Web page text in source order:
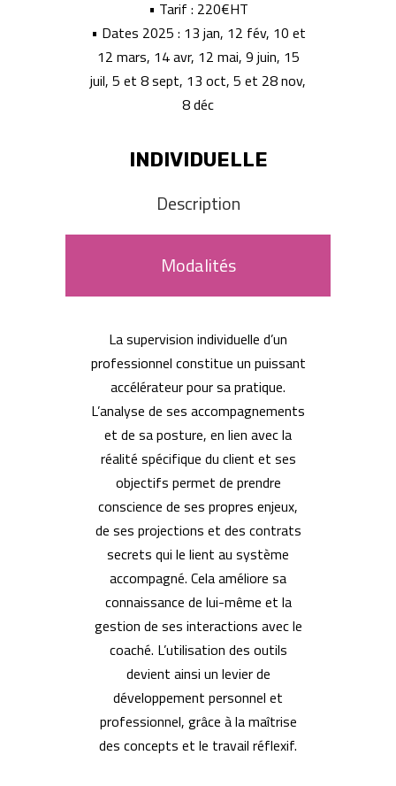
• Tarif : 220€HT
• Dates 2025 : 13 jan, 12 fév, 10 et
12 mars, 14 avr, 12 mai, 9 juin, 15
juil, 5 et 8 sept, 13 oct, 5 et 28 nov,
8 déc
INDIVIDUELLE
Description
Modalités
La supervision individuelle d’un
professionnel constitue un puissant
accélérateur pour sa pratique.
L’analyse de ses accompagnements
et de sa posture, en lien avec la
réalité spécifique du client et ses
objectifs permet de prendre
conscience de ses propres enjeux,
de ses projections et des contrats
secrets qui le lient au système
accompagné. Cela améliore sa
connaissance de lui-même et la
gestion de ses interactions avec le
coaché. L’utilisation des outils
devient ainsi un levier de
développement personnel et
professionnel, grâce à la maîtrise
des concepts et le travail réflexif.